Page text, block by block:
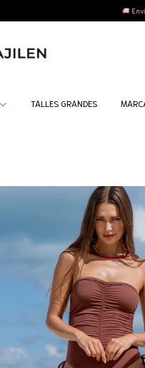
💳 3 cuotas sin
TALLES GRANDES